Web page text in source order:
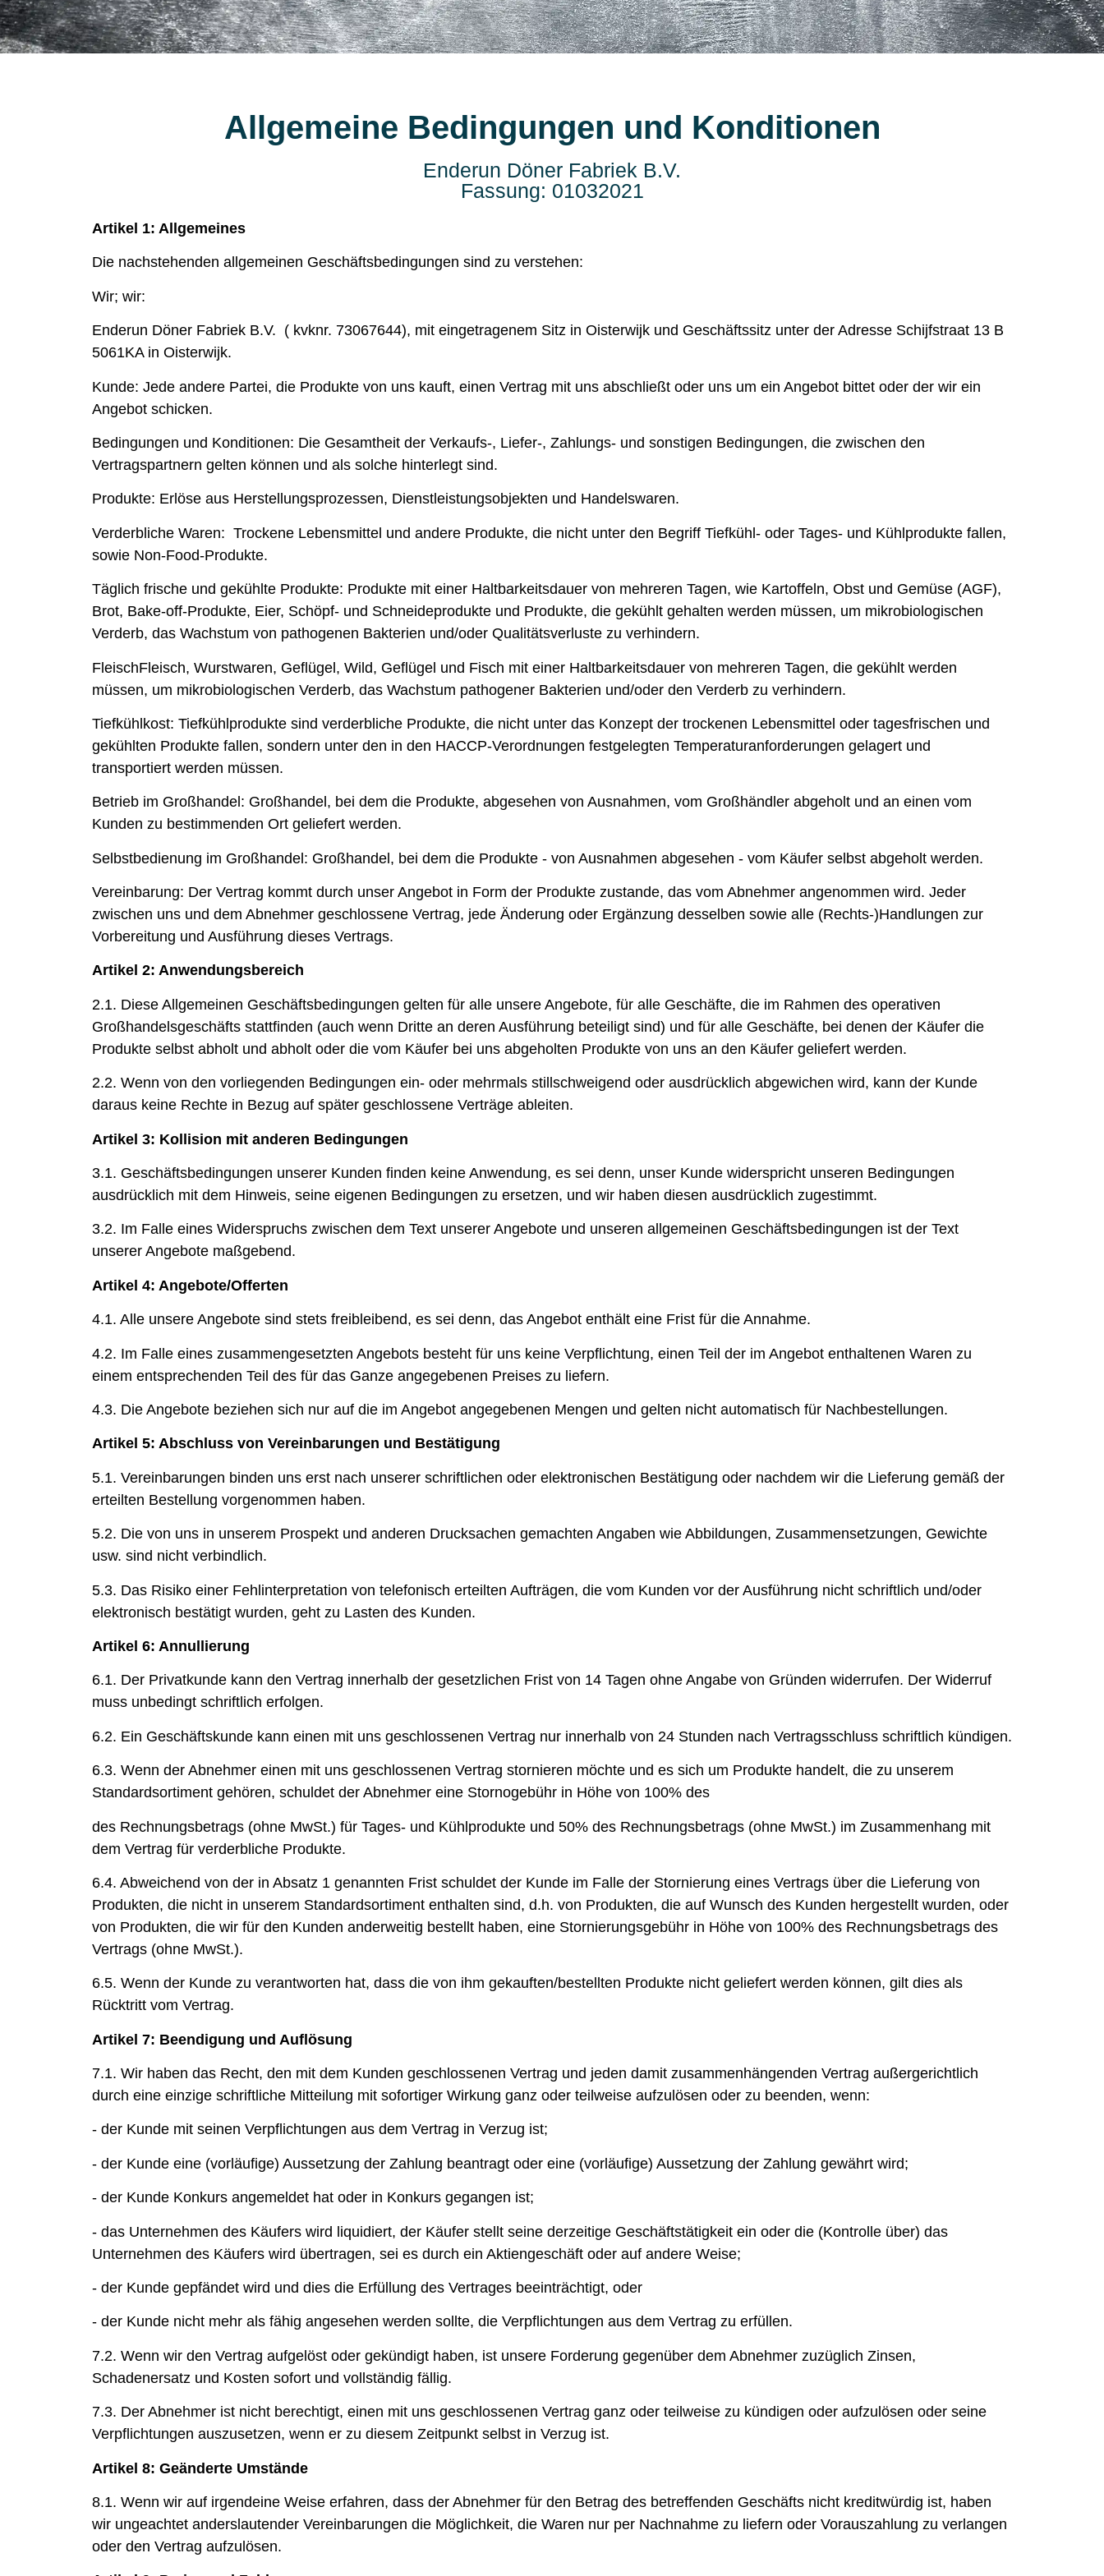
Allgemeine Bedingungen und Konditionen
Enderun Döner Fabriek B.V.
Fassung: 01032021
Artikel 1: Allgemeines
Die nachstehenden allgemeinen Geschäftsbedingungen sind zu verstehen:
Wir; wir:
Enderun Döner Fabriek B.V. ( kvknr. 73067644), mit eingetragenem Sitz in Oisterwijk und Geschäftssitz unter der Adresse Schijfstraat 13 B
5061KA in Oisterwijk.
Kunde: Jede andere Partei, die Produkte von uns kauft, einen Vertrag mit uns abschließt oder uns um ein Angebot bittet oder der wir ein
Angebot schicken.
Bedingungen und Konditionen: Die Gesamtheit der Verkaufs-, Liefer-, Zahlungs- und sonstigen Bedingungen, die zwischen den
Vertragspartnern gelten können und als solche hinterlegt sind.
Produkte: Erlöse aus Herstellungsprozessen, Dienstleistungsobjekten und Handelswaren.
Verderbliche Waren: Trockene Lebensmittel und andere Produkte, die nicht unter den Begriff Tiefkühl- oder Tages- und Kühlprodukte fallen,
sowie Non-Food-Produkte.
Täglich frische und gekühlte Produkte: Produkte mit einer Haltbarkeitsdauer von mehreren Tagen, wie Kartoffeln, Obst und Gemüse (AGF),
Brot, Bake-off-Produkte, Eier, Schöpf- und Schneideprodukte und Produkte, die gekühlt gehalten werden müssen, um mikrobiologischen
Verderb, das Wachstum von pathogenen Bakterien und/oder Qualitätsverluste zu verhindern.
FleischFleisch, Wurstwaren, Geflügel, Wild, Geflügel und Fisch mit einer Haltbarkeitsdauer von mehreren Tagen, die gekühlt werden
müssen, um mikrobiologischen Verderb, das Wachstum pathogener Bakterien und/oder den Verderb zu verhindern.
Tiefkühlkost: Tiefkühlprodukte sind verderbliche Produkte, die nicht unter das Konzept der trockenen Lebensmittel oder tagesfrischen und
gekühlten Produkte fallen, sondern unter den in den HACCP-Verordnungen festgelegten Temperaturanforderungen gelagert und
transportiert werden müssen.
Betrieb im Großhandel: Großhandel, bei dem die Produkte, abgesehen von Ausnahmen, vom Großhändler abgeholt und an einen vom
Kunden zu bestimmenden Ort geliefert werden.
Selbstbedienung im Großhandel: Großhandel, bei dem die Produkte - von Ausnahmen abgesehen - vom Käufer selbst abgeholt werden.
Vereinbarung: Der Vertrag kommt durch unser Angebot in Form der Produkte zustande, das vom Abnehmer angenommen wird. Jeder
zwischen uns und dem Abnehmer geschlossene Vertrag, jede Änderung oder Ergänzung desselben sowie alle (Rechts-)Handlungen zur
Vorbereitung und Ausführung dieses Vertrags.
Artikel 2: Anwendungsbereich
2.1. Diese Allgemeinen Geschäftsbedingungen gelten für alle unsere Angebote, für alle Geschäfte, die im Rahmen des operativen
Großhandelsgeschäfts stattfinden (auch wenn Dritte an deren Ausführung beteiligt sind) und für alle Geschäfte, bei denen der Käufer die
Produkte selbst abholt und abholt oder die vom Käufer bei uns abgeholten Produkte von uns an den Käufer geliefert werden.
2.2. Wenn von den vorliegenden Bedingungen ein- oder mehrmals stillschweigend oder ausdrücklich abgewichen wird, kann der Kunde
daraus keine Rechte in Bezug auf später geschlossene Verträge ableiten.
Artikel 3: Kollision mit anderen Bedingungen
3.1. Geschäftsbedingungen unserer Kunden finden keine Anwendung, es sei denn, unser Kunde widerspricht unseren Bedingungen
ausdrücklich mit dem Hinweis, seine eigenen Bedingungen zu ersetzen, und wir haben diesen ausdrücklich zugestimmt.
3.2. Im Falle eines Widerspruchs zwischen dem Text unserer Angebote und unseren allgemeinen Geschäftsbedingungen ist der Text
unserer Angebote maßgebend.
Artikel 4: Angebote/Offerten
4.1. Alle unsere Angebote sind stets freibleibend, es sei denn, das Angebot enthält eine Frist für die Annahme.
4.2. Im Falle eines zusammengesetzten Angebots besteht für uns keine Verpflichtung, einen Teil der im Angebot enthaltenen Waren zu
einem entsprechenden Teil des für das Ganze angegebenen Preises zu liefern.
4.3. Die Angebote beziehen sich nur auf die im Angebot angegebenen Mengen und gelten nicht automatisch für Nachbestellungen.
Artikel 5: Abschluss von Vereinbarungen und Bestätigung
5.1. Vereinbarungen binden uns erst nach unserer schriftlichen oder elektronischen Bestätigung oder nachdem wir die Lieferung gemäß der
erteilten Bestellung vorgenommen haben.
5.2. Die von uns in unserem Prospekt und anderen Drucksachen gemachten Angaben wie Abbildungen, Zusammensetzungen, Gewichte
usw. sind nicht verbindlich.
5.3. Das Risiko einer Fehlinterpretation von telefonisch erteilten Aufträgen, die vom Kunden vor der Ausführung nicht schriftlich und/oder
elektronisch bestätigt wurden, geht zu Lasten des Kunden.
Artikel 6: Annullierung
6.1. Der Privatkunde kann den Vertrag innerhalb der gesetzlichen Frist von 14 Tagen ohne Angabe von Gründen widerrufen. Der Widerruf
muss unbedingt schriftlich erfolgen.
6.2. Ein Geschäftskunde kann einen mit uns geschlossenen Vertrag nur innerhalb von 24 Stunden nach Vertragsschluss schriftlich kündigen.
6.3. Wenn der Abnehmer einen mit uns geschlossenen Vertrag stornieren möchte und es sich um Produkte handelt, die zu unserem
Standardsortiment gehören, schuldet der Abnehmer eine Stornogebühr in Höhe von 100% des
des Rechnungsbetrags (ohne MwSt.) für Tages- und Kühlprodukte und 50% des Rechnungsbetrags (ohne MwSt.) im Zusammenhang mit
dem Vertrag für verderbliche Produkte.
6.4. Abweichend von der in Absatz 1 genannten Frist schuldet der Kunde im Falle der Stornierung eines Vertrags über die Lieferung von
Produkten, die nicht in unserem Standardsortiment enthalten sind, d.h. von Produkten, die auf Wunsch des Kunden hergestellt wurden, oder
von Produkten, die wir für den Kunden anderweitig bestellt haben, eine Stornierungsgebühr in Höhe von 100% des Rechnungsbetrags des
Vertrags (ohne MwSt.).
6.5. Wenn der Kunde zu verantworten hat, dass die von ihm gekauften/bestellten Produkte nicht geliefert werden können, gilt dies als
Rücktritt vom Vertrag.
Artikel 7: Beendigung und Auflösung
7.1. Wir haben das Recht, den mit dem Kunden geschlossenen Vertrag und jeden damit zusammenhängenden Vertrag außergerichtlich
durch eine einzige schriftliche Mitteilung mit sofortiger Wirkung ganz oder teilweise aufzulösen oder zu beenden, wenn:
- der Kunde mit seinen Verpflichtungen aus dem Vertrag in Verzug ist;
- der Kunde eine (vorläufige) Aussetzung der Zahlung beantragt oder eine (vorläufige) Aussetzung der Zahlung gewährt wird;
- der Kunde Konkurs angemeldet hat oder in Konkurs gegangen ist;
- das Unternehmen des Käufers wird liquidiert, der Käufer stellt seine derzeitige Geschäftstätigkeit ein oder die (Kontrolle über) das
Unternehmen des Käufers wird übertragen, sei es durch ein Aktiengeschäft oder auf andere Weise;
- der Kunde gepfändet wird und dies die Erfüllung des Vertrages beeinträchtigt, oder
- der Kunde nicht mehr als fähig angesehen werden sollte, die Verpflichtungen aus dem Vertrag zu erfüllen.
7.2. Wenn wir den Vertrag aufgelöst oder gekündigt haben, ist unsere Forderung gegenüber dem Abnehmer zuzüglich Zinsen,
Schadenersatz und Kosten sofort und vollständig fällig.
7.3. Der Abnehmer ist nicht berechtigt, einen mit uns geschlossenen Vertrag ganz oder teilweise zu kündigen oder aufzulösen oder seine
Verpflichtungen auszusetzen, wenn er zu diesem Zeitpunkt selbst in Verzug ist.
Artikel 8: Geänderte Umstände
8.1. Wenn wir auf irgendeine Weise erfahren, dass der Abnehmer für den Betrag des betreffenden Geschäfts nicht kreditwürdig ist, haben
wir ungeachtet anderslautender Vereinbarungen die Möglichkeit, die Waren nur per Nachnahme zu liefern oder Vorauszahlung zu verlangen
oder den Vertrag aufzulösen.